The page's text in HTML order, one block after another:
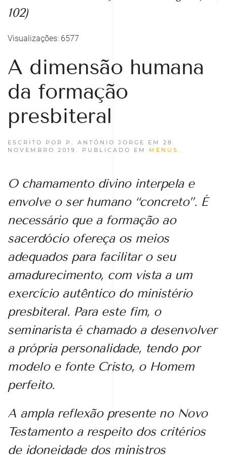
102)
Visualizações: 6577
A dimensão humana
da formação
presbiteral
ESCRITO POR P. ANTÓNIO JORGE EM 28
NOVEMBRO 2019 . PUBLICADO EM MENUS .
O chamamento divino interpela e
envolve o ser humano “concreto”. É
necessário que a formação ao
sacerdócio ofereça os meios
adequados para facilitar o seu
amadurecimento, com vista a um
exercício autêntico do ministério
presbiteral. Para este fim, o
seminarista é chamado a desenvolver
a própria personalidade, tendo por
modelo e fonte Cristo, o Homem
perfeito.
A ampla reflexão presente no Novo
Testamento a respeito dos critérios
de idoneidade dos ministros